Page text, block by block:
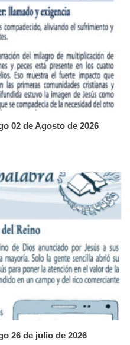
02 de Agosto de 2026
26 de julio de 2026